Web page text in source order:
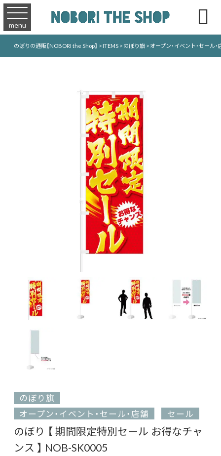
menu 
のぼりの通販【NOBORI the Shop】 >ITEMS>のぼり旗>オープン・イベント・セール・
のぼり旗
オープン・イベント・セール・店舗
セール
のぼり 【 期間限定特別セール お得なチャ
ンス 】 NOB-SK0005